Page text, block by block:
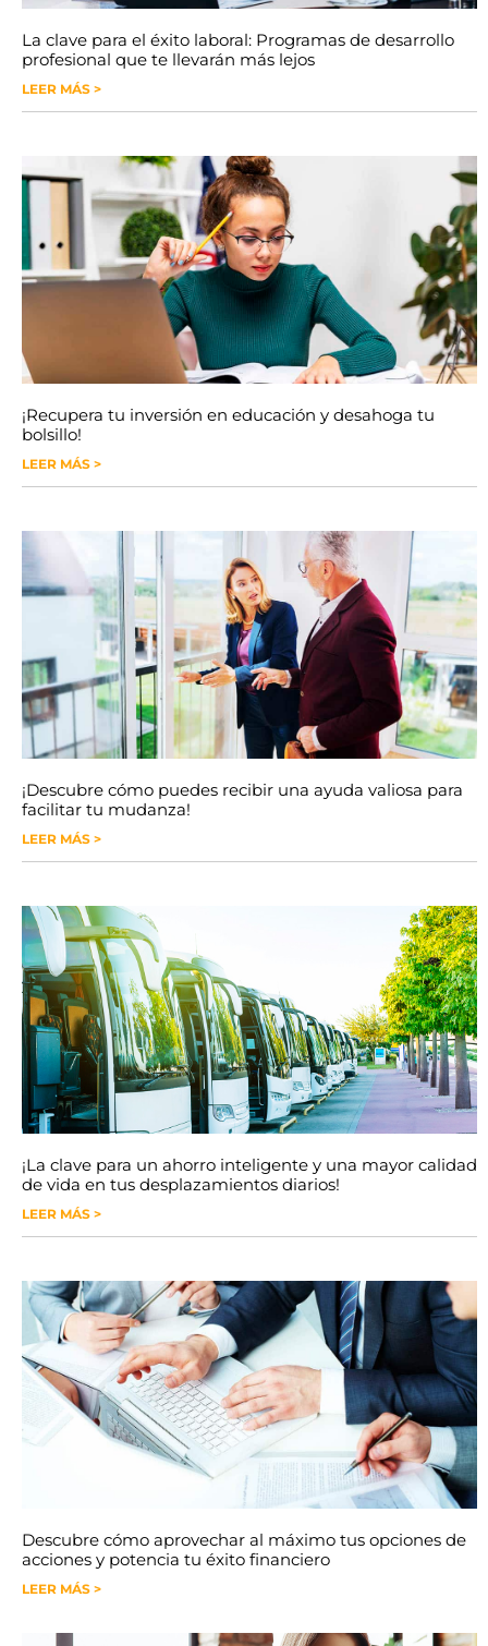
La clave para el éxito laboral: Programas de desarrollo
profesional que te llevarán más lejos
LEER MÁS >
¡Recupera tu inversión en educación y desahoga tu
bolsillo!
LEER MÁS >
¡Descubre cómo puedes recibir una ayuda valiosa para
facilitar tu mudanza!
LEER MÁS >
¡La clave para un ahorro inteligente y una mayor calidad
de vida en tus desplazamientos diarios!
LEER MÁS >
Descubre cómo aprovechar al máximo tus opciones de
acciones y potencia tu éxito financiero
LEER MÁS >